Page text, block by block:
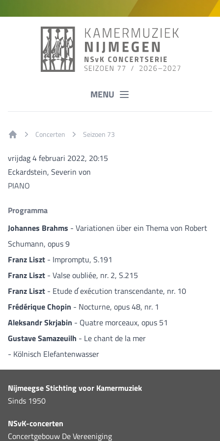
MENU
Concerten Seizoen 73
vrijdag 4 februari 2022, 20:15
Eckardstein, Severin von
PIANO
Programma
Johannes Brahms - Variationen über ein Thema von Robert
Schumann, opus 9
Franz Liszt - Impromptu, S.191
Franz Liszt - Valse oubliée, nr. 2, S.215
Franz Liszt - Etude d ́exécution transcendante, nr. 10
Frédérique Chopin - Nocturne, opus 48, nr. 1
Aleksandr Skrjabin - Quatre morceaux, opus 51
Gustave Samazeuilh - Le chant de la mer
- Kölnisch Elefantenwasser
Nijmeegse Stichting voor Kamermuziek
Sinds 1950
NSvK-concerten
Concertgebouw De Vereeniging